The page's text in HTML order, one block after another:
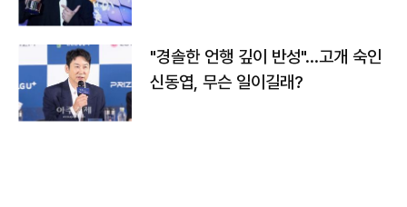
"경솔한 언행 깊이 반성"…고개 숙인
신동엽, 무슨 일이길래?